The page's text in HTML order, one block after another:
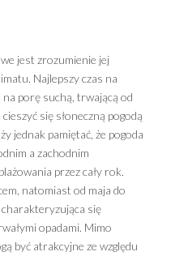
jest zrozumienie jej
Najlepszy czas na
porę suchą, trwającą od
się słoneczną pogodą
jednak pamiętać, że pogoda
a zachodnim
przez cały rok.
natomiast od maja do
się
opadami. Mimo
być atrakcyjne ze względu